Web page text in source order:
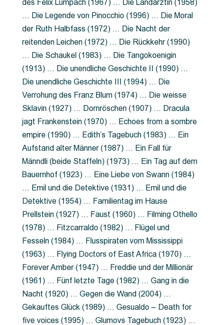
des Felix Lumpach (1967) … Die Landärztin (1958)
… Die Legende von Pinocchio (1996) … Die Moral
der Ruth Halbfass (1972) … Die Nacht der
reitenden Leichen (1972) … Die Rückkehr (1990)
… Die Schaukel (1983) … Die Tangokoenigin
(1913) … Die unendliche Geschichte II (1990) …
Die unendliche Geschichte III (1994) … Die
Verrohung des Franz Blum (1974) … Die weisse
Sklavin (1927) … Dornröschen (1907) … Dracula
jagt Frankenstein (1970) … Echoes from a sombre
empire (1990) … Edith’s Tagebuch (1983) … Ein
Aufstand alter Männer (1987) … Ein Fall für
Männdli (beide Staffeln) (1973) … Ein Tag auf dem
Bauernhof (1923) … Eine Liebe von Swann (1984)
… Emil und die Detektive (1931) … Emil und die
Detektive (1954) … Familientag im Hause
Prellstein (1927) … Faust (1960) … Filming Othello
(1978) … Fitzcarraldo (1982) … Flügel und
Fesseln (1984) … Flusspiraten vom Mississippi
(1963) … Flying Doctors of East Africa (1970) …
Forever Amber (1947) … Freddie und der Millionär
(1961) … Fünf letzte Tage (1982) … Gang in die
Nacht (1920) … Gegen die Wand (2004) …
Gekauftes Glück (1989) … Gesualdo – Death for
five voices (1995) … Glumovs Tagebuch (1923) …